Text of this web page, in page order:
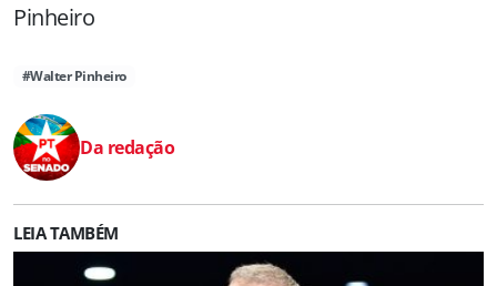
Pinheiro
#Walter Pinheiro
Da redação
LEIA TAMBÉM